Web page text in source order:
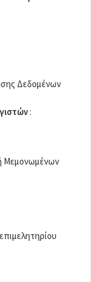
Δεδομένων
:
Μεμονωμένων